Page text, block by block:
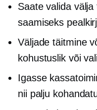
Saate valida
saamiseks
Väljade täitmine
kohustuslik või
Igasse
nii palju